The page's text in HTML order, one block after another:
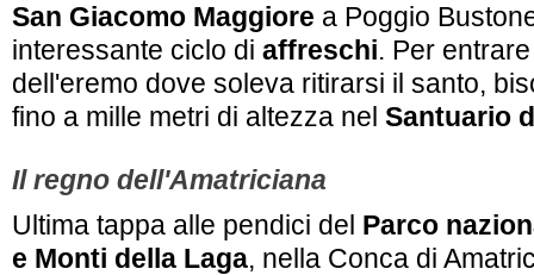
San Giacomo Maggiore a Poggio
interessante ciclo di affreschi. Per
dell'eremo dove soleva ritirarsi il santo,
fino a mille metri di altezza nel Santuario
Il regno dell'Amatriciana
Ultima tappa alle pendici del Parco
e Monti della Laga, nella Conca di